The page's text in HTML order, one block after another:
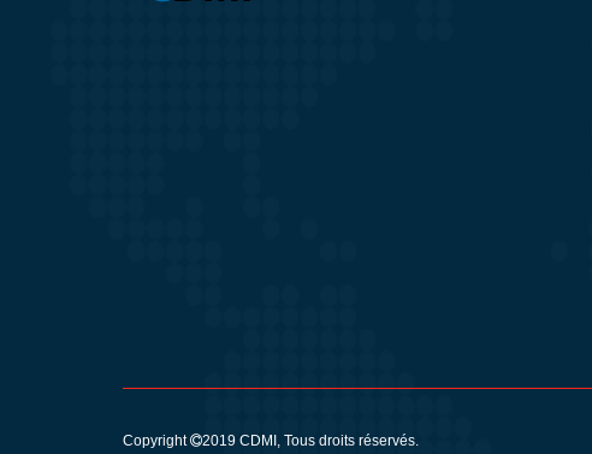
Copyright 2019 CDMI , Tous droits réservés.